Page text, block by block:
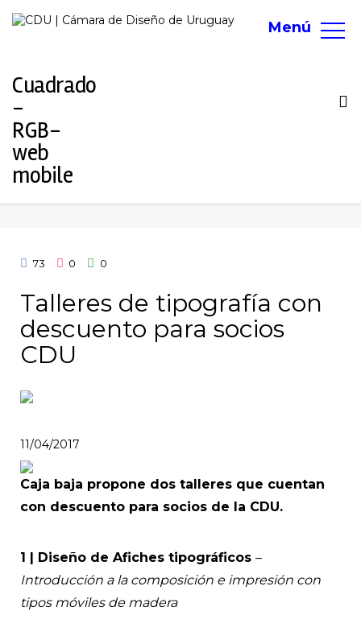
73 0 0
Talleres de tipografía con
descuento para socios
CDU
11/04/2017
Caja baja propone dos talleres que cuentan
con descuento para socios de la CDU.
1 | Diseño de Afiches tipográficos –
Introducción a la composición e impresión con
tipos móviles de madera
Menú